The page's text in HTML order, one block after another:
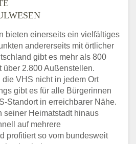
bieten einerseits ein vielfältiges
andererseits mit örtlicher
gibt es mehr als 800
über 2.800 Außenstellen.
die VHS nicht in jedem Ort
gibt es für alle Bürgerinnen
Standort in erreichbarer Nähe.
seiner Heimatstadt hinaus
auf mehrere
profitiert so vom bundesweit